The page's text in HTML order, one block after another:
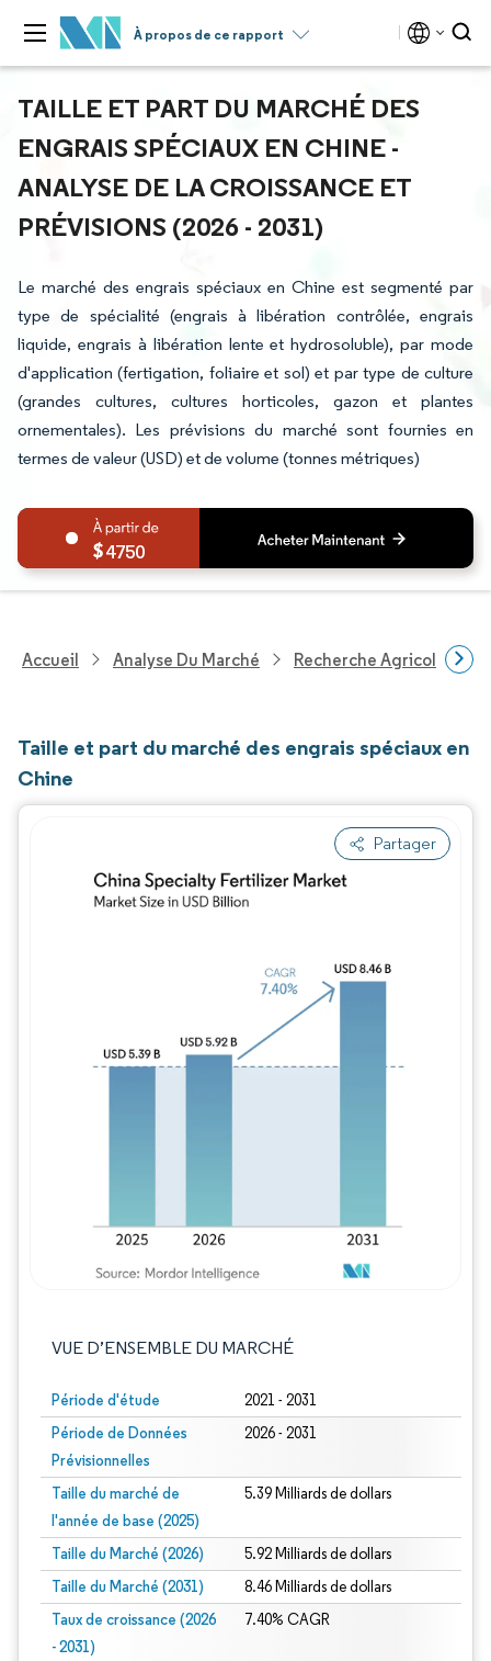
À propos de ce rapport
TAILLE ET PART DU MARCHÉ DES
ENGRAIS SPÉCIAUX EN CHINE -
ANALYSE DE LA CROISSANCE ET
PRÉVISIONS (2026 - 2031)
Le marché des engrais spéciaux en Chine est segmenté par
type de spécialité (engrais à libération contrôlée, engrais
liquide, engrais à libération lente et hydrosoluble), par mode
d'application (fertigation, foliaire et sol) et par type de culture
(grandes cultures, cultures horticoles, gazon et plantes
ornementales). Les prévisions du marché sont fournies en
termes de valeur (USD) et de volume (tonnes métriques)
4750
Accueil Analyse Du Marché Recherche Agricole
Taille et part du marché des engrais spéciaux en
Chine
Partager
VUE D’ENSEMBLE DU MARCHÉ
Période d'étude 2021 - 2031
Période de Données
Prévisionnelles
2026 - 2031
Taille du marché de
l'année de base (2025)
5.39 Milliards de dollars
Taille du Marché (2026) 5.92 Milliards de dollars
Taille du Marché (2031) 8.46 Milliards de dollars
Taux de croissance (2026
- 2031)
7.40% CAGR